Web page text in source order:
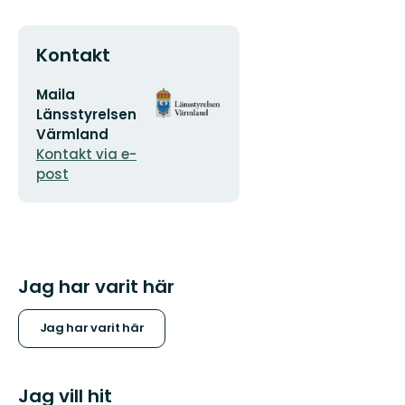
Kontakt
E-
postadress
Maila
Länsstyrelsen
Värmland
Kontakt via e-
post
Organisationens
logotyp
Jag har varit här
Jag har varit här
Jag vill hit